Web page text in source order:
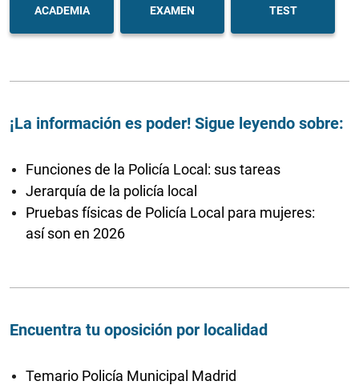
ACADEMIA EXAMEN TEST
¡La información es poder! Sigue leyendo sobre:
Funciones de la Policía Local: sus tareas
Jerarquía de la policía local
Pruebas físicas de Policía Local para mujeres:
así son en 2026
Encuentra tu oposición por localidad
Temario Policía Municipal Madrid